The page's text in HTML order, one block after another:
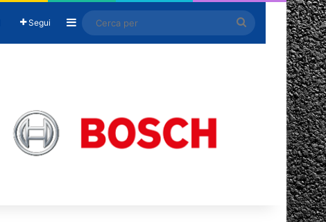
Segui Barra laterale
per